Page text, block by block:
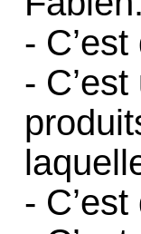
-
-
-